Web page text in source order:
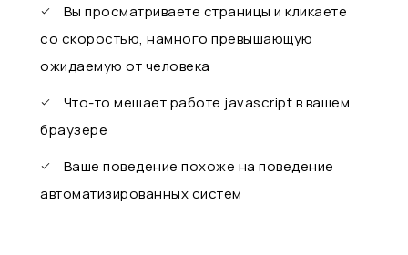
Вы просматриваете страницы и кликаете
со скоростью, намного превышающую
ожидаемую от человека
Что-то мешает работе javascript в вашем
браузере
Ваше поведение похоже на поведение
автоматизированных систем